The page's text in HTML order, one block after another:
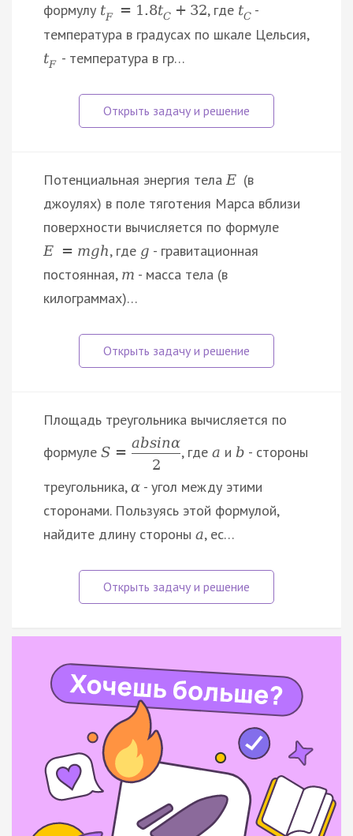
формулу tF = 1.8tC + 32, где tC-
температура в градусах по шкале Цельсия,
tF - температура в гр…
Потенциальная энергия телаE (в
джоулях) в поле тяготения Марса вблизи
поверхности вычисляется по формуле
E = mgh, где g - гравитационная
постоянная, m - масса тела (в
килограммах)…
Площадь треугольника вычисляется по
формуле S =
absinα
2
, гдеa и b - стороны
треугольника,α - угол между этими
сторонами. Пользуясь этой формулой,
найдите длину стороны a, ес…